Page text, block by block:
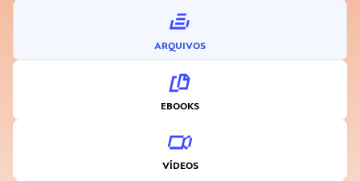
ARQUIVOS
EBOOKS
VÍDEOS